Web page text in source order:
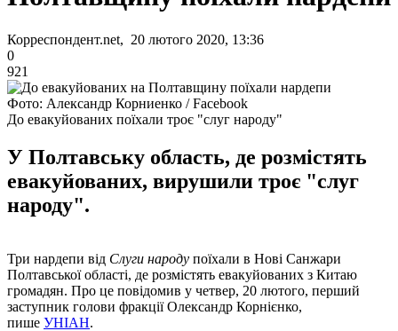
Корреспондент.net, 20 лютого 2020, 13:36
0
921
Фото: Александр Корниенко / Facebook
До евакуйованих поїхали троє "слуг народу"
У Полтавську область, де розмістять
евакуйованих, вирушили троє "слуг
народу".
Три нардепи від Слуги народу поїхали в Нові Санжари
Полтавської області, де розмістять евакуйованих з Китаю
громадян. Про це повідомив у четвер, 20 лютого, перший
заступник голови фракції Олександр Корнієнко,
пише УНІАН.